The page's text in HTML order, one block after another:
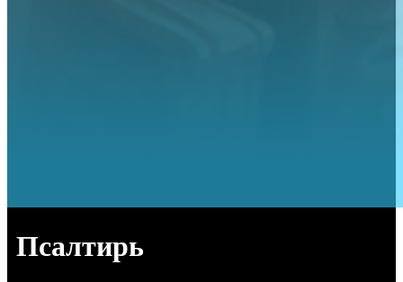
Псалтирь